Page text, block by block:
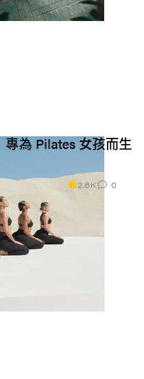
為 Pilates 女孩而生
2.6K 0